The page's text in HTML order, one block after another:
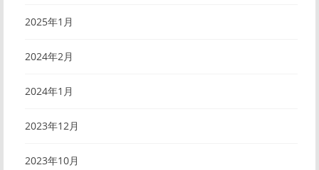
2025年1月
2024年2月
2024年1月
2023年12月
2023年10月